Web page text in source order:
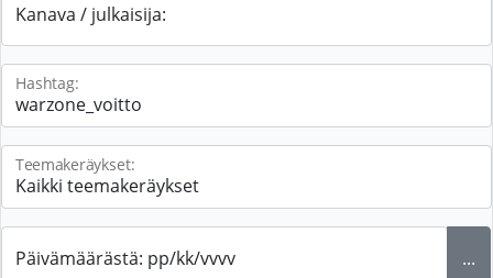
Kanava / julkaisija:
Hashtag:
Teemakeräykset:
Päivämäärästä: pp/kk/vvvv ...